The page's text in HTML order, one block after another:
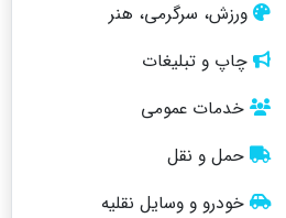
ورزش، سرگرمی، هنر
چاپ و تبلیغات
خدمات عمومی
حمل و نقل
خودرو و وسایل نقلیه